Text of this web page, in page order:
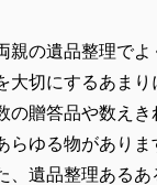
親の遺品整理でよ
大切にするあまり
の贈答品や数え
らゆる物がありま
、遺品整理ある